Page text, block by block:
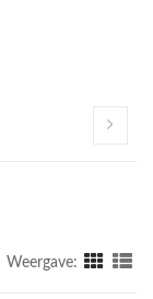
Weergave: